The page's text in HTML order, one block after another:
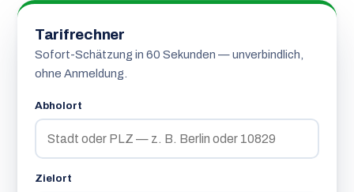
Tarifrechner
Sofort-Schätzung in 60 Sekunden — unverbindlich,
ohne Anmeldung.
Abholort
Zielort